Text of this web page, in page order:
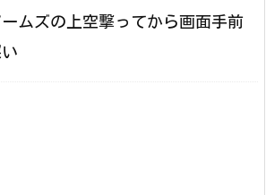
ムズの上空撃ってから画面手前